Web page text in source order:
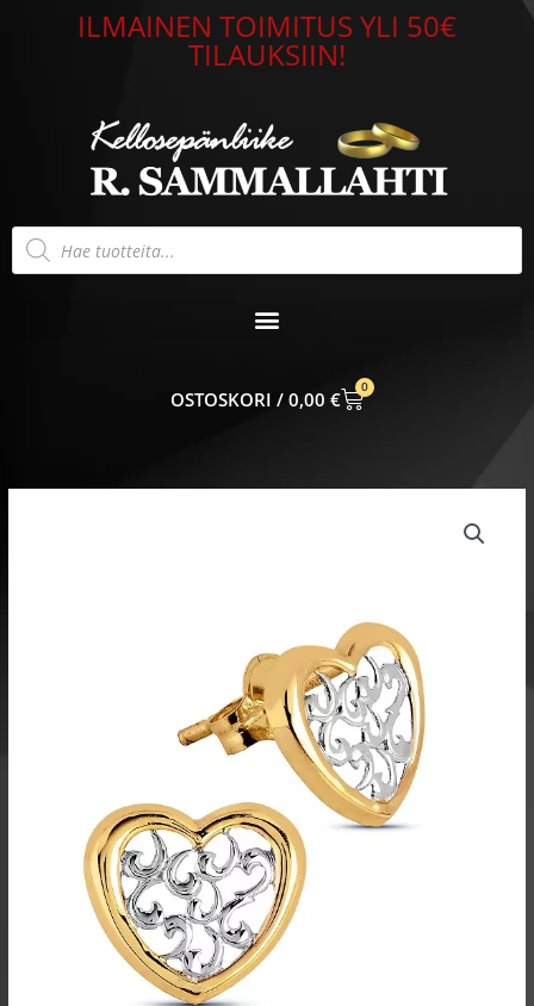
ILMAINEN TOIMITUS YLI 50€
TILAUKSIIN!
Products
search
0,00 €
0
CART